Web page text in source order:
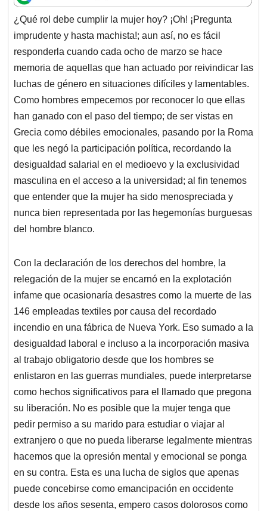
t
s
A
p
p
e
b
o
o
k
k
e
d
I
n
i
l
e
a
d
s
¿Qué rol debe cumplir la mujer hoy? ¡Oh! ¡Pregunta
imprudente y hasta machista!; aun así, no es fácil
responderla cuando cada ocho de marzo se hace
memoria de aquellas que han actuado por reivindicar las
luchas de género en situaciones difíciles y lamentables.
Como hombres empecemos por reconocer lo que ellas
han ganado con el paso del tiempo; de ser vistas en
Grecia como débiles emocionales, pasando por la Roma
que les negó la participación política, recordando la
desigualdad salarial en el medioevo y la exclusividad
masculina en el acceso a la universidad; al fin tenemos
que entender que la mujer ha sido menospreciada y
nunca bien representada por las hegemonías burguesas
del hombre blanco.
Con la declaración de los derechos del hombre, la
relegación de la mujer se encarnó en la explotación
infame que ocasionaría desastres como la muerte de las
146 empleadas textiles por causa del recordado
incendio en una fábrica de Nueva York. Eso sumado a la
desigualdad laboral e incluso a la incorporación masiva
al trabajo obligatorio desde que los hombres se
enlistaron en las guerras mundiales, puede interpretarse
como hechos significativos para el llamado que pregona
su liberación. No es posible que la mujer tenga que
pedir permiso a su marido para estudiar o viajar al
extranjero o que no pueda liberarse legalmente mientras
hacemos que la opresión mental y emocional se ponga
en su contra. Esta es una lucha de siglos que apenas
puede concebirse como emancipación en occidente
desde los años sesenta, empero casos dolorosos como